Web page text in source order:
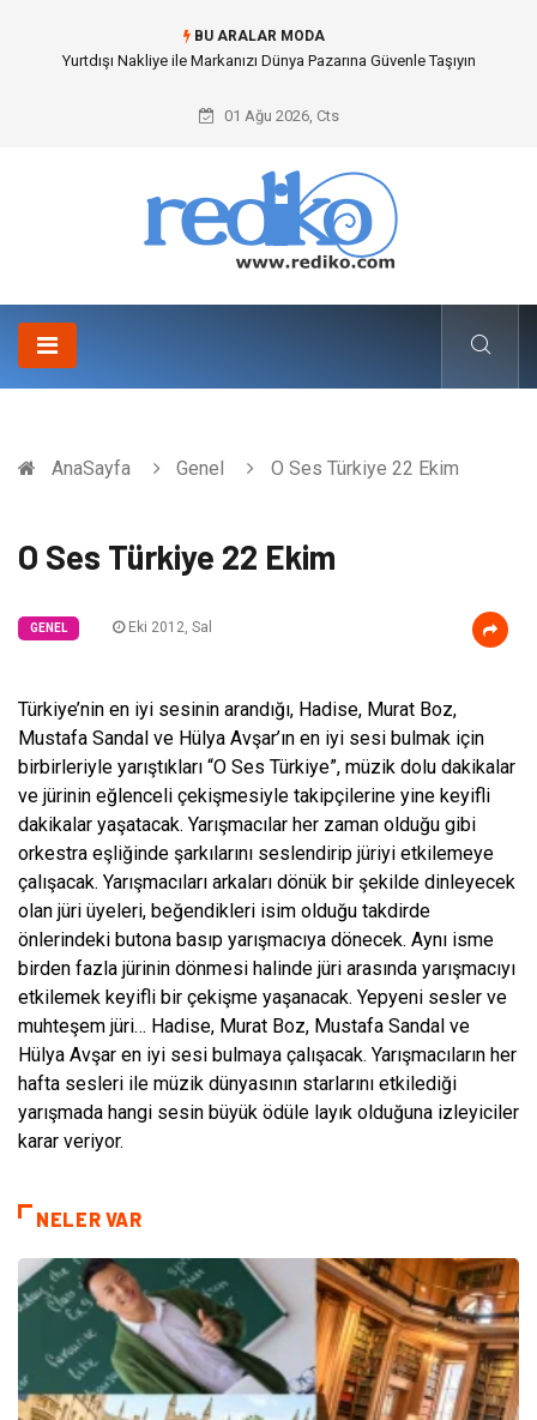
BU ARALAR MODA
Yurtdışı Nakliye ile Markanızı Dünya Pazarına Güvenle Taşıyın
01 Ağu 2026, Cts
AnaSayfa Genel O Ses Türkiye 22 Ekim
O Ses Türkiye 22 Ekim
GENEL Eki 2012, Sal
Türkiye’nin en iyi sesinin arandığı, Hadise, Murat Boz,
Mustafa Sandal ve Hülya Avşar’ın en iyi sesi bulmak için
birbirleriyle yarıştıkları “O Ses Türkiye”, müzik dolu dakikalar
ve jürinin eğlenceli çekişmesiyle takipçilerine yine keyifli
dakikalar yaşatacak. Yarışmacılar her zaman olduğu gibi
orkestra eşliğinde şarkılarını seslendirip jüriyi etkilemeye
çalışacak. Yarışmacıları arkaları dönük bir şekilde dinleyecek
olan jüri üyeleri, beğendikleri isim olduğu takdirde
önlerindeki butona basıp yarışmacıya dönecek. Aynı isme
birden fazla jürinin dönmesi halinde jüri arasında yarışmacıyı
etkilemek keyifli bir çekişme yaşanacak. Yepyeni sesler ve
muhteşem jüri… Hadise, Murat Boz, Mustafa Sandal ve
Hülya Avşar en iyi sesi bulmaya çalışacak. Yarışmacıların her
hafta sesleri ile müzik dünyasının starlarını etkilediği
yarışmada hangi sesin büyük ödüle layık olduğuna izleyiciler
karar veriyor.
NELER VAR